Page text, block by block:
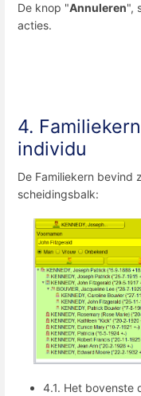
De knop "Annuleren",
acties.
4.
individu
De Familiekern bevind
scheidingsbalk:
4.1. Het bovenste